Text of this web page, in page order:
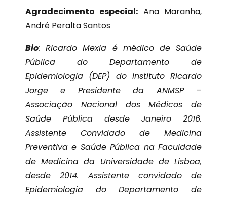
Agradecimento especial: Ana Maranha,
André Peralta Santos
Bio: Ricardo Mexia é médico de Saúde
Pública do Departamento de
Epidemiologia (DEP) do Instituto Ricardo
Jorge e Presidente da ANMSP –
Associação Nacional dos Médicos de
Saúde Pública desde Janeiro 2016.
Assistente Convidado de Medicina
Preventiva e Saúde Pública na Faculdade
de Medicina da Universidade de Lisboa,
desde 2014. Assistente convidado de
Epidemiologia do Departamento de